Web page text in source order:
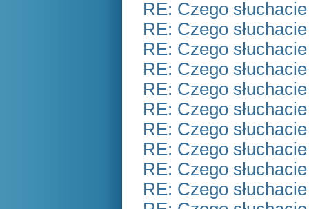
RE: Czego
RE: Czego
RE: Czego
RE: Czego
RE: Czego
RE: Czego
RE: Czego
RE: Czego
RE: Czego
RE: Czego